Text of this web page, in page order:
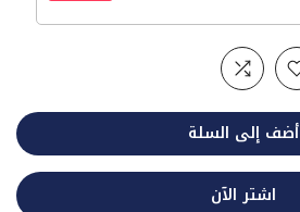
أضف إلى السلة
اشتر الآن